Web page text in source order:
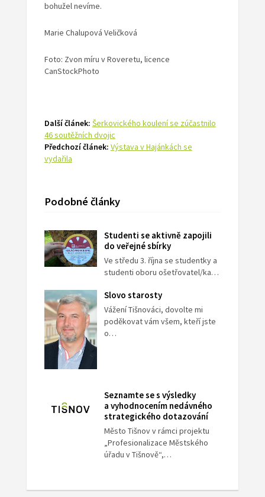
bohužel nevíme.
Marie Chalupová Veličková
Foto: Zvon míru v Roveretu, licence
CanStockPhoto
Další článek: Šerkovického koulení se zúčastnilo
46 soutěžních dvojic
Předchozí článek: Výstava v Hajánkách se
vydařila
Podobné články
Studenti se aktivně zapojili
do veřejné sbírky
Ve středu 3. října se studentky a
studenti oboru ošetřovatel/ka…
Slovo starosty
Vážení Tišnováci, dovolte mi
poděkovat vám všem, kteří jste
o…
Seznamte se s výsledky
a vyhodnocením nedávného
strategického dotazování
Město Tišnov v rámci projektu
„Profesionalizace Městského
úřadu v Tišnově“,…